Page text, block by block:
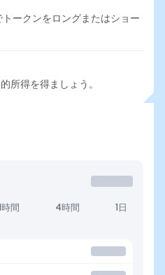
ークンをロングまたはショー
所得を得ましょう。
時間 4時間 1日